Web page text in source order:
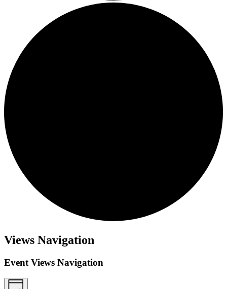
Views Navigation
Event Views Navigation